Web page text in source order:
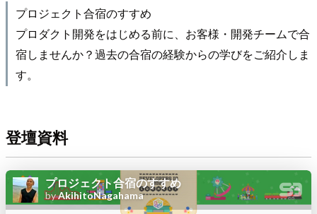
プロジェクト合宿のすすめ
プロダクト開発をはじめる前に、お客様・開発チームで合
宿しませんか？過去の合宿の経験からの学びをご紹介しま
す。
登壇資料